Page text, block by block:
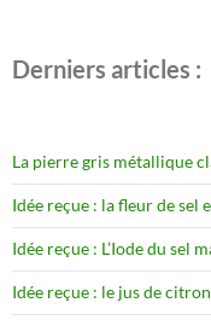
Derniers articles :
La pierre gris métallique
Idée reçue : la fleur de sel
Idée reçue : L’Iode du sel
Idée reçue : le jus de